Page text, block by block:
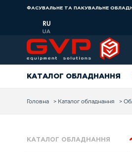
Skip to main content
ФАСУВАЛЬНЕ ТА ПАКУВАЛЬНЕ
КАТАЛОГ ОБЛАДНАННЯ
ОБЛАДНАННЯ ДЛЯ
You are here
Головна > Каталог обладнання >
КАТАЛОГ ОБЛАДНАННЯ